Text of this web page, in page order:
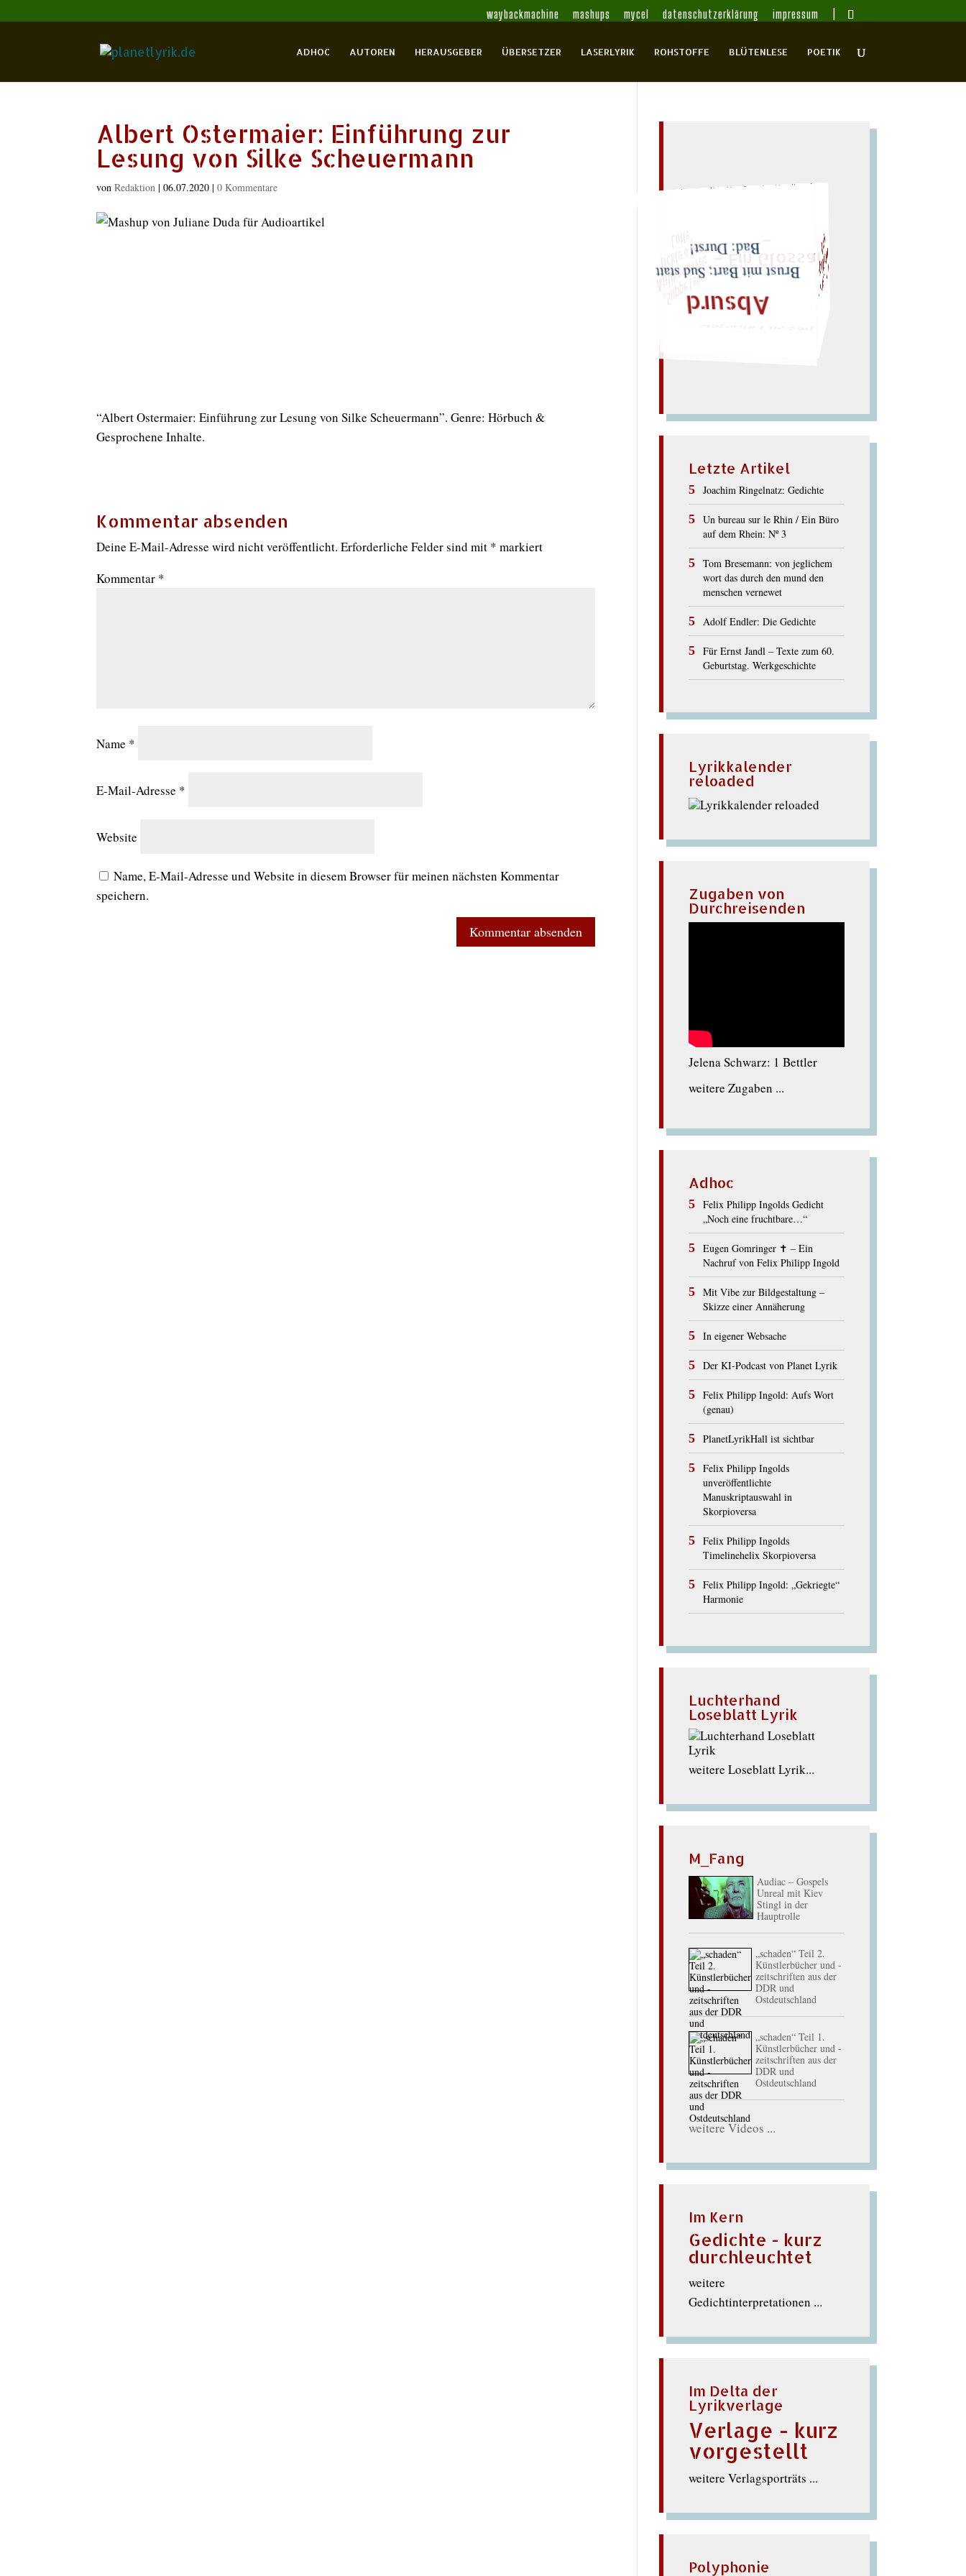
waybackmachine mashups mycel datenschutzerklärung impressum
ADHOC AUTOREN HERAUSGEBER ÜBERSETZER LASERLYRIK ROHSTOFFE BLÜTENLESE POETIK
Albert Ostermaier: Einführung zur
Lesung von Silke Scheuermann
vonRedaktion |06.07.2020 |0 Kommentare
“Albert Ostermaier: Einführung zur Lesung von Silke Scheuermann”. Genre: Hörbuch &
Gesprochene Inhalte.
Kommentar absenden
Deine E-Mail-Adresse wird nicht veröffentlicht. Erforderliche Felder sind mit * markiert
Kommentar *
Name *
E-Mail-Adresse *
Website
Name, E-Mail-Adresse und Website in diesem Browser für meinen nächsten Kommentar
speichern.
„
S
u
p
p
e
L
e
h
m
A
n
t
i
k
e
s
i
m
P
e
l
z
t
i
c
k
t
e
o
G
o
t
t
L
o
t
t
e
"
Brust mit Bart; Sud statt
Bad: Durst! M
i
c
h
e
l
L
e
i
r
i
s
・
F
e
l
i
x
P
h
i
l
i
p
p
I
n
g
o
l
d
– Ein Glossar
lies Sir Leiris leis
noch einmal!
Letzte Artikel
Joachim Ringelnatz: Gedichte
Un bureau sur le Rhin / Ein Büro
auf dem Rhein: Nº 3
Tom Bresemann: von jeglichem
wort das durch den mund den
menschen vernewet
Adolf Endler: Die Gedichte
Für Ernst Jandl – Texte zum 60.
Geburtstag. Werkgeschichte
Lyrikkalender
reloaded
Zugaben von
Durchreisenden
Jelena Schwarz: 1 Bettler
weitere Zugaben ...
Adhoc
Felix Philipp Ingolds Gedicht
„Noch eine fruchtbare…“
Eugen Gomringer ✝︎ – Ein
Nachruf von Felix Philipp Ingold
Mit Vibe zur Bildgestaltung –
Skizze einer Annäherung
In eigener Websache
Der KI-Podcast von Planet Lyrik
Felix Philipp Ingold: Aufs Wort
(genau)
PlanetLyrikHall ist sichtbar
Felix Philipp Ingolds
unveröffentlichte
Manuskriptauswahl in
Skorpioversa
Felix Philipp Ingolds
Timelinehelix Skorpioversa
Felix Philipp Ingold: „Gekriegte“
Harmonie
Luchterhand
Loseblatt Lyrik
weitere Loseblatt Lyrik...
M_Fang
Audiac – Gospels
Unreal mit Kiev
Stingl in der
Hauptrolle
„schaden“ Teil 2.
Künstlerbücher und -
zeitschriften aus der
DDR und
Ostdeutschland
„schaden“ Teil 1.
Künstlerbücher und -
zeitschriften aus der
DDR und
Ostdeutschland
weitere Videos ...
Im Kern
Gedichte - kurz
durchleuchtet
weitere
Gedichtinterpretationen ...
Im Delta der
Lyrikverlage
Verlage - kurz
vorgestellt
weitere Verlagsporträts ...
Polyphonie